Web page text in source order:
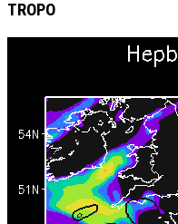
TROPO